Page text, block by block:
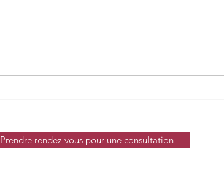
Prendre rendez-vous pour une consultation